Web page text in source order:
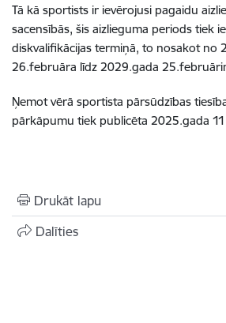
Tā kā sportists ir ievērojusi pagaidu
sacensībās, šis aizlieguma periods tiek
diskvalifikācijas termiņā, to nosakot no
26.februāra līdz 2029.gada
Ņemot vērā sportista pārsūdzības
pārkāpumu tiek publicēta 2025.gada
Drukāt lapu
Dalīties